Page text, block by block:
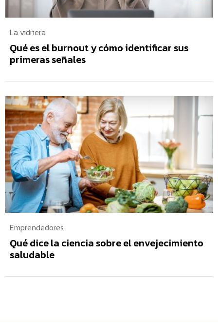
La vidriera
Qué es el burnout y cómo identificar sus
primeras señales
Emprendedores
Qué dice la ciencia sobre el envejecimiento
saludable